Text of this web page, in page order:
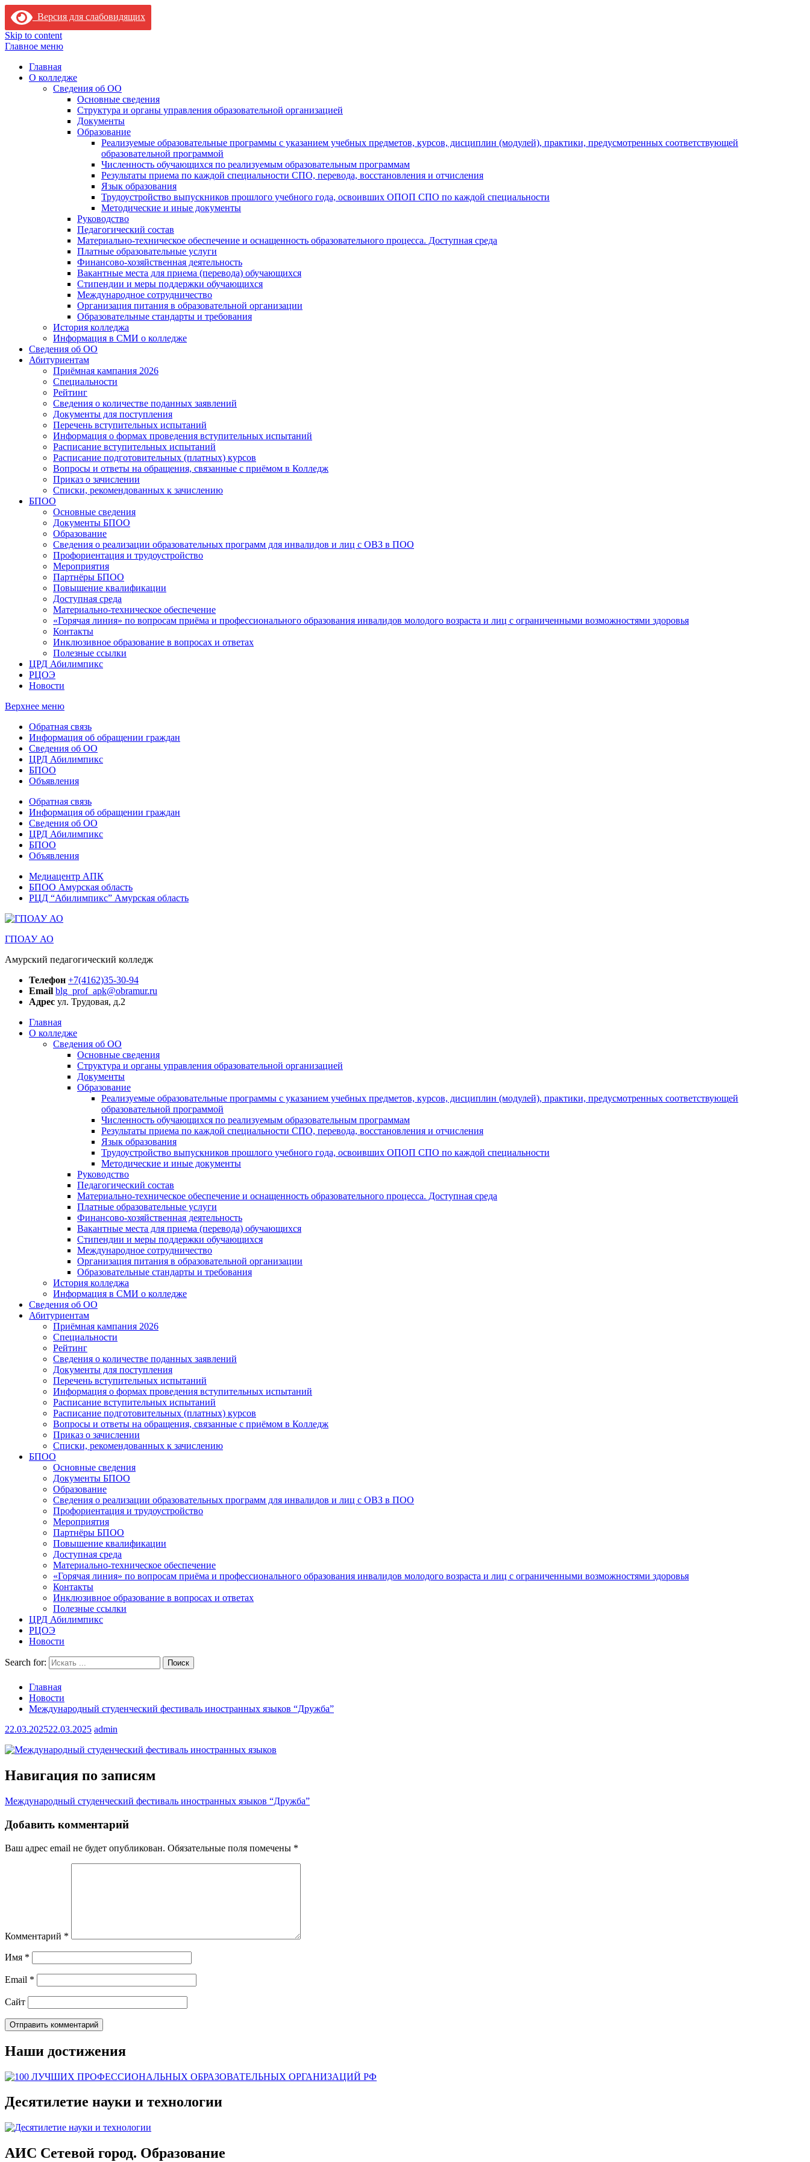
Версия для слабовидящих
Skip to content
Главное меню
Главная
О колледже
Сведения об ОО
Основные сведения
Структура и органы управления образовательной организацией
Документы
Образование
Реализуемые образовательные программы с указанием учебных предметов, курсов, дисциплин (модулей), практики, предусмотренных соответствующей
образовательной программой
Численность обучающихся по реализуемым образовательным программам
Результаты приема по каждой специальности СПО, перевода, восстановления и отчисления
Язык образования
Трудоустройство выпускников прошлого учебного года, освоивших ОПОП СПО по каждой специальности
Методические и иные документы
Руководство
Педагогический состав
Материально-техническое обеспечение и оснащенность образовательного процесса. Доступная среда
Платные образовательные услуги
Финансово-хозяйственная деятельность
Вакантные места для приема (перевода) обучающихся
Стипендии и меры поддержки обучающихся
Международное сотрудничество
Организация питания в образовательной организации
Образовательные стандарты и требования
История колледжа
Информация в СМИ о колледже
Сведения об ОО
Абитуриентам
Приёмная кампания 2026
Специальности
Рейтинг
Сведения о количестве поданных заявлений
Документы для поступления
Перечень вступительных испытаний
Информация о формах проведения вступительных испытаний
Расписание вступительных испытаний
Расписание подготовительных (платных) курсов
Вопросы и ответы на обращения, связанные с приёмом в Колледж
Приказ о зачислении
Списки, рекомендованных к зачислению
БПОО
Основные сведения
Документы БПОО
Образование
Сведения о реализации образовательных программ для инвалидов и лиц с ОВЗ в ПОО
Профориентация и трудоустройство
Мероприятия
Партнёры БПОО
Повышение квалификации
Доступная среда
Материально-техническое обеспечение
«Горячая линия» по вопросам приёма и профессионального образования инвалидов молодого возраста и лиц с ограниченными возможностями здоровья
Контакты
Инклюзивное образование в вопросах и ответах
Полезные ссылки
ЦРД Абилимпикс
РЦОЭ
Новости
Верхнее меню
Обратная связь
Информация об обращении граждан
Сведения об ОО
ЦРД Абилимпикс
БПОО
Объявления
Обратная связь
Информация об обращении граждан
Сведения об ОО
ЦРД Абилимпикс
БПОО
Объявления
Медиацентр АПК
БПОО Амурская область
РЦД “Абилимпикс” Амурская область
ГПОАУ АО
Амурский педагогический колледж
Телефон +7(4162)35-30-94
Email blg_prof_apk@obramur.ru
Адрес ул. Трудовая, д.2
Главная
О колледже
Сведения об ОО
Основные сведения
Структура и органы управления образовательной организацией
Документы
Образование
Реализуемые образовательные программы с указанием учебных предметов, курсов, дисциплин (модулей), практики, предусмотренных соответствующей
образовательной программой
Численность обучающихся по реализуемым образовательным программам
Результаты приема по каждой специальности СПО, перевода, восстановления и отчисления
Язык образования
Трудоустройство выпускников прошлого учебного года, освоивших ОПОП СПО по каждой специальности
Методические и иные документы
Руководство
Педагогический состав
Материально-техническое обеспечение и оснащенность образовательного процесса. Доступная среда
Платные образовательные услуги
Финансово-хозяйственная деятельность
Вакантные места для приема (перевода) обучающихся
Стипендии и меры поддержки обучающихся
Международное сотрудничество
Организация питания в образовательной организации
Образовательные стандарты и требования
История колледжа
Информация в СМИ о колледже
Сведения об ОО
Абитуриентам
Приёмная кампания 2026
Специальности
Рейтинг
Сведения о количестве поданных заявлений
Документы для поступления
Перечень вступительных испытаний
Информация о формах проведения вступительных испытаний
Расписание вступительных испытаний
Расписание подготовительных (платных) курсов
Вопросы и ответы на обращения, связанные с приёмом в Колледж
Приказ о зачислении
Списки, рекомендованных к зачислению
БПОО
Основные сведения
Документы БПОО
Образование
Сведения о реализации образовательных программ для инвалидов и лиц с ОВЗ в ПОО
Профориентация и трудоустройство
Мероприятия
Партнёры БПОО
Повышение квалификации
Доступная среда
Материально-техническое обеспечение
«Горячая линия» по вопросам приёма и профессионального образования инвалидов молодого возраста и лиц с ограниченными возможностями здоровья
Контакты
Инклюзивное образование в вопросах и ответах
Полезные ссылки
ЦРД Абилимпикс
РЦОЭ
Новости
Search for:
Главная
Новости
Международный студенческий фестиваль иностранных языков “Дружба”
22.03.202522.03.2025 admin
Навигация по записям
Международный студенческий фестиваль иностранных языков “Дружба”
Добавить комментарий
Ваш адрес email не будет опубликован. Обязательные поля помечены *
Комментарий *
Имя *
Email *
Сайт
Наши достижения
Десятилетие науки и технологии
АИС Сетевой город. Образование